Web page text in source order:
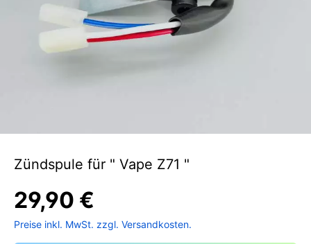
Zündspule für " Vape Z71 "
29,90 €
Preise inkl. MwSt. zzgl. Versandkosten.